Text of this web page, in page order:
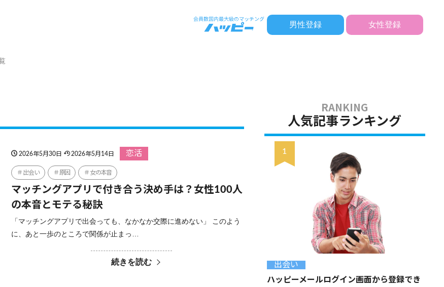
男性登録 女性登録
2026年5月30日 2026年5月14日 恋活
出会い 原因 女の本音
マッチングアプリで付き合う決め手は？女性100人
の本音とモテる秘訣
「マッチングアプリで出会っても、なかなか交際に進めない」 このよう
に、あと一歩のところで関係が止まっ…
続きを読む
人気記事ランキング
出会い
ハッピーメールログイン画面から登録でき